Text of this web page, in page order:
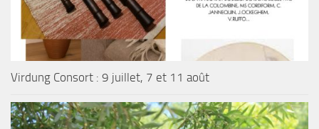
Virdung Consort : 9 juillet, 7 et 11 août